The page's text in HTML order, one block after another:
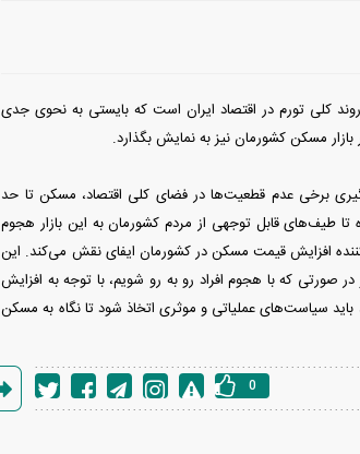
کلی تورم در اقتصاد ایران است که بایستی به نحوی جدی
مسکن کشورمان نیز به نمایش بگذارد.
گیری برخی عدم قطعیت‌ها در فضای کلی اقتصاد، مسکن تا حد
طیف‌های قابل توجهی از مردم کشورمان به این بازار هجوم
افزایش قیمت مسکن در کشورمان ایفای نقش می‌کند. این
صورتی که با هجوم افراد رو به رو شویم، با توجه به افزایش
سیاست‌های عملیاتی و موثری اتخاذ شود تا نگاه به مسکن
گزارش
0